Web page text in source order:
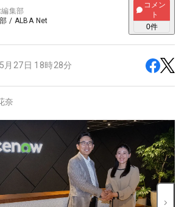
集部
/ ALBA Net
コメン
ト
0件
月27日 18時28分
奈